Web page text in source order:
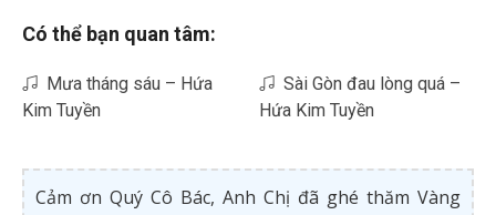
Có thể bạn quan tâm:
Mưa tháng sáu – Hứa
Kim Tuyền
Sài Gòn đau lòng quá –
Hứa Kim Tuyền
Cảm ơn Quý Cô Bác, Anh Chị đã ghé thăm Vàng